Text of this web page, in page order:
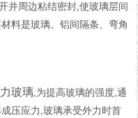
并周边粘结密封,使玻璃层间
料是玻璃、铝间隔条、弯角
玻璃 ,为提高玻璃的强度,通
压应力,玻璃承受外力时首